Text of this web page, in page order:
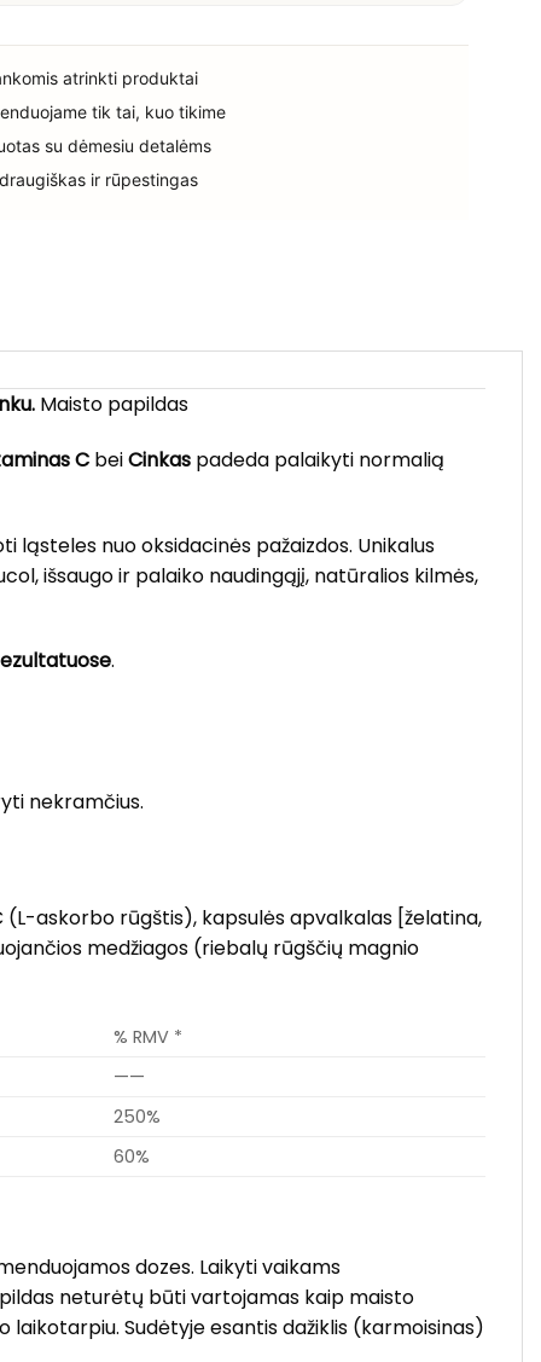
atrinkti produktai
tik tai, kuo tikime
su dėmesiu detalėms
ir rūpestingas
Maisto papildas
C beiCinkas padeda palaikyti normalią
ląsteles nuo oksidacinės pažaizdos. Unikalus
išsaugo ir palaiko naudingąjį, natūralios kilmės,
.
nekramčius.
askorbo rūgštis), kapsulės apvalkalas [želatina,
medžiagos (riebalų rūgščių magnio
% RMV *
——
250%
60%
dozes. Laikyti vaikams
neturėtų būti vartojamas kaip maisto
Sudėtyje esantis dažiklis (karmoisinas)